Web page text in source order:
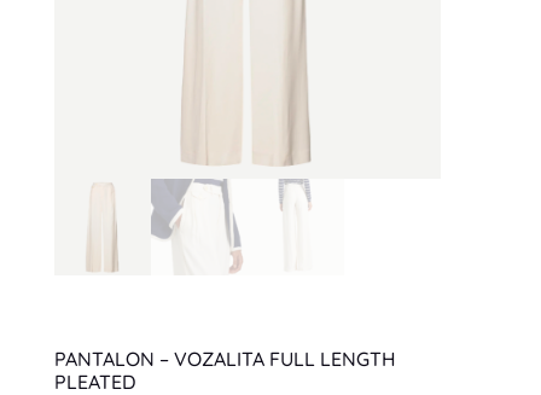
PANTALON – VOZALITA FULL LENGTH
PLEATED